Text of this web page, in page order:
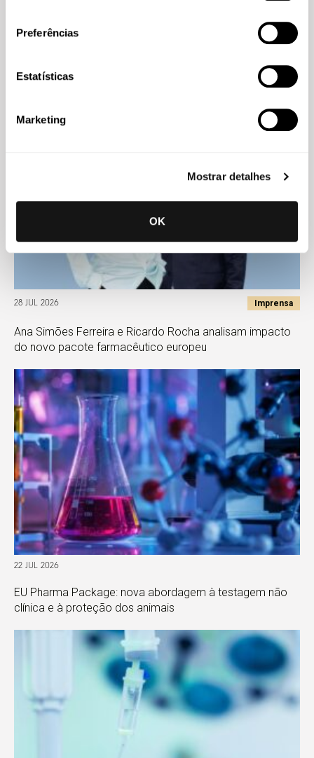
Preferências
Estatísticas
Marketing
Mostrar detalhes
OK
Conhecimento
28 JUL 2026 Imprensa
Ana Simões Ferreira e Ricardo Rocha analisam impacto
do novo pacote farmacêutico europeu
22 JUL 2026
EU Pharma Package: nova abordagem à testagem não
clínica e à proteção dos animais